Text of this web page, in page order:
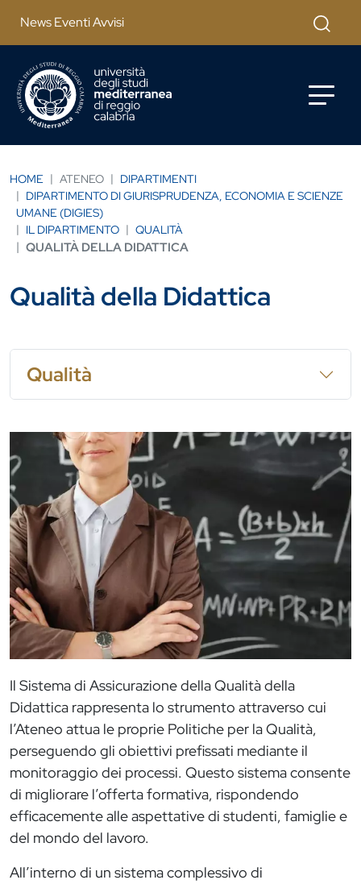
News Eventi Avvisi Cerca
HOME ATENEO
DIPARTIMENTI
DIPARTIMENTO DI GIURISPRUDENZA, ECONOMIA E SCIENZE
UMANE (DIGIES)
IL DIPARTIMENTO
QUALITÀ
QUALITÀ DELLA DIDATTICA
Qualità della Didattica
Qualità
Immagine
Il Sistema di Assicurazione della Qualità della
Didattica rappresenta lo strumento attraverso cui
l’Ateneo attua le proprie Politiche per la Qualità,
perseguendo gli obiettivi prefissati mediante il
monitoraggio dei processi. Questo sistema consente
di migliorare l’offerta formativa, rispondendo
efficacemente alle aspettative di studenti, famiglie e
del mondo del lavoro.
All’interno di un sistema complessivo di